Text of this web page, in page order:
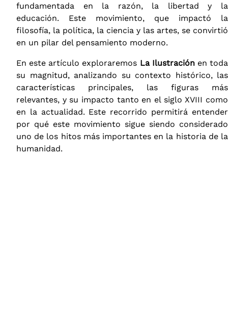
fundamentada en la razón, la libertad y la
educación. Este movimiento, que impactó la
filosofía, la política, la ciencia y las artes, se convirtió
en un pilar del pensamiento moderno.
En este artículo exploraremos La Ilustraciónen toda
su magnitud, analizando su contexto histórico, las
características principales, las figuras más
relevantes, y su impacto tanto en el siglo XVIII como
en la actualidad. Este recorrido permitirá entender
por qué este movimiento sigue siendo considerado
uno de los hitos más importantes en la historia de la
humanidad.